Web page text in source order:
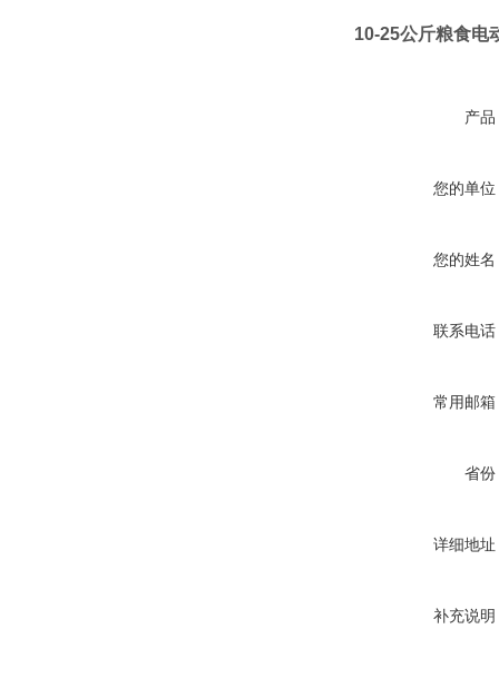
10-25公斤粮食电
产品
您的单位
您的姓名
联系电话
常用邮箱
省份
详细地址
补充说明